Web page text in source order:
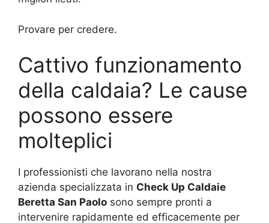
Provare per credere.
Cattivo funzionamento
della caldaia? Le cause
possono essere
molteplici
I professionisti che lavorano nella nostra
azienda specializzata in Check Up Caldaie
Beretta San Paolo sono sempre pronti a
intervenire rapidamente ed efficacemente per